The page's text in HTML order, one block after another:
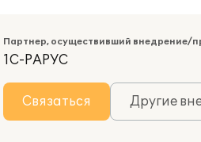
Партнер, осуществивший внедрение/
1С-РАРУС
Связаться Другие